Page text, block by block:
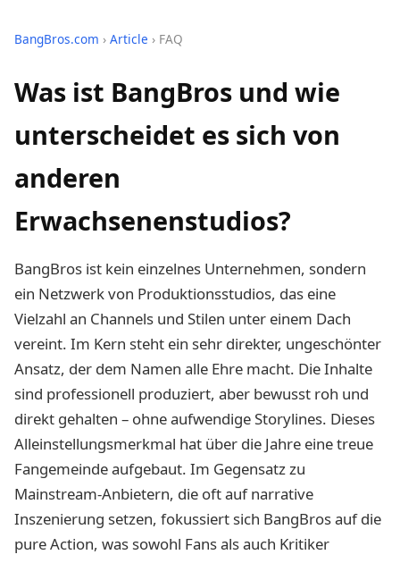
BangBros.com › Article › FAQ
Was ist BangBros und wie
unterscheidet es sich von
anderen
Erwachsenenstudios?
BangBros ist kein einzelnes Unternehmen, sondern
ein Netzwerk von Produktionsstudios, das eine
Vielzahl an Channels und Stilen unter einem Dach
vereint. Im Kern steht ein sehr direkter, ungeschönter
Ansatz, der dem Namen alle Ehre macht. Die Inhalte
sind professionell produziert, aber bewusst roh und
direkt gehalten – ohne aufwendige Storylines. Dieses
Alleinstellungsmerkmal hat über die Jahre eine treue
Fangemeinde aufgebaut. Im Gegensatz zu
Mainstream-Anbietern, die oft auf narrative
Inszenierung setzen, fokussiert sich BangBros auf die
pure Action, was sowohl Fans als auch Kritiker